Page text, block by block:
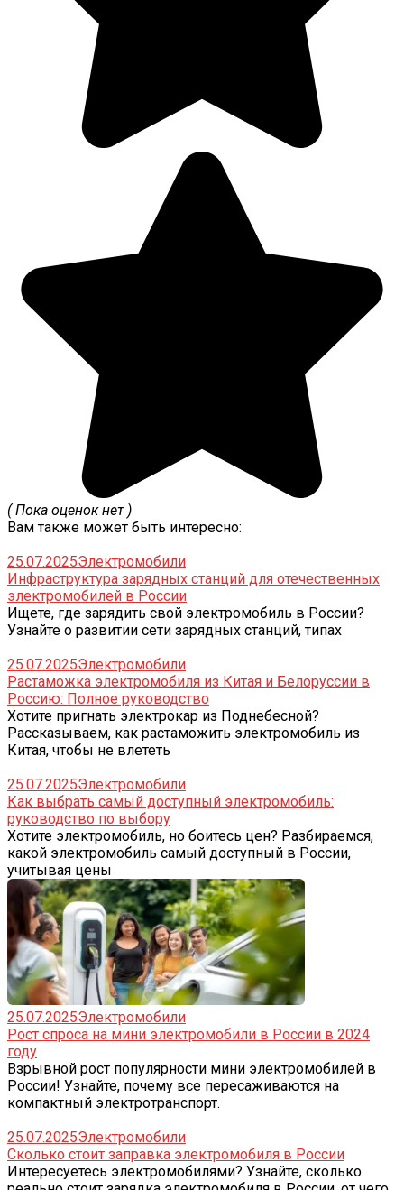
( Пока оценок нет )
Вам также может быть интересно:
25.07.2025Электромобили
Инфраструктура зарядных станций для отечественных
электромобилей в России
Ищете, где зарядить свой электромобиль в России?
Узнайте о развитии сети зарядных станций, типах
25.07.2025Электромобили
Растаможка электромобиля из Китая и Белоруссии в
Россию: Полное руководство
Хотите пригнать электрокар из Поднебесной?
Рассказываем, как растаможить электромобиль из
Китая, чтобы не влететь
25.07.2025Электромобили
Как выбрать самый доступный электромобиль:
руководство по выбору
Хотите электромобиль, но боитесь цен? Разбираемся,
какой электромобиль самый доступный в России,
учитывая цены
25.07.2025Электромобили
Рост спроса на мини электромобили в России в 2024
году
Взрывной рост популярности мини электромобилей в
России! Узнайте, почему все пересаживаются на
компактный электротранспорт.
25.07.2025Электромобили
Сколько стоит заправка электромобиля в России
Интересуетесь электромобилями? Узнайте, сколько